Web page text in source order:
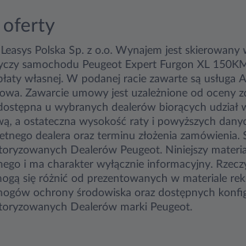
oferty
Polska Sp. z o.o. Wynajem jest
samochodu Peugeot Expert Furgon XL
własnej. W podanej racie zawarte są usługa
Zawarcie umowy jest uzależnione od oceny
u wybranych dealerów biorących
a ostateczna wysokość raty i powyższych
dealera oraz terminu złożenia
Dealerów Peugeot. Niniejszy
i ma charakter wyłącznie informacyjny.
się różnić od prezentowanych w materiale
ochrony środowiska oraz dostępnych
Dealerów marki Peugeot.